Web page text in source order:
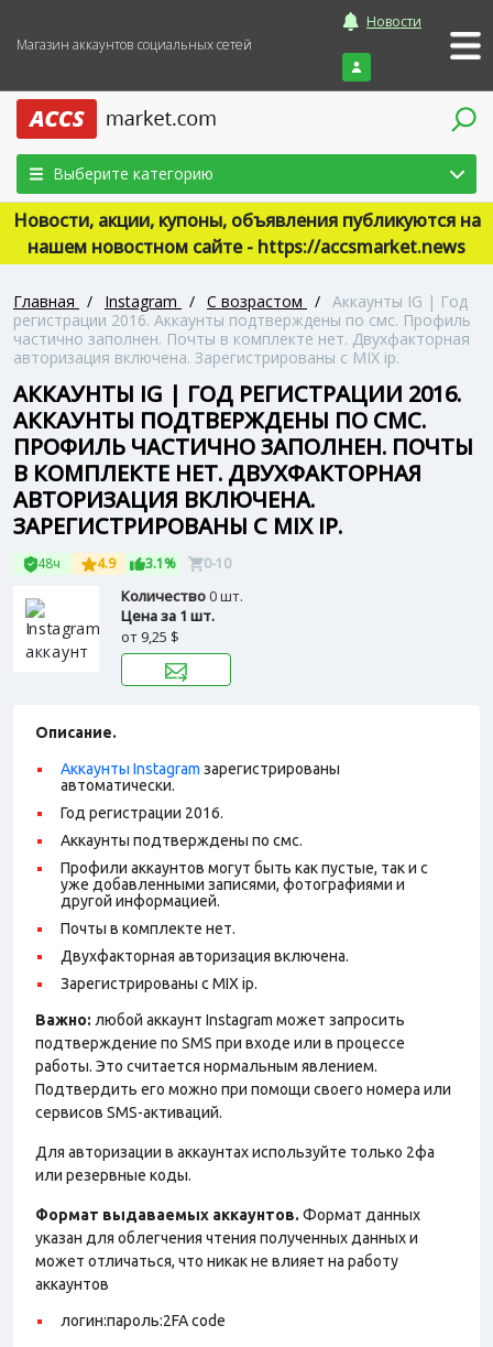
Магазин аккаунтов социальных сетей
Новости
Войти
Выберите категорию
Новости, акции, купоны, объявления публикуются на
нашем новостном сайте - https://accsmarket.news
Главная / Instagram / С возрастом / Аккаунты IG | Год
регистрации 2016. Аккаунты подтверждены по смс. Профиль
частично заполнен. Почты в комплекте нет. Двухфакторная
авторизация включена. Зарегистрированы с MIX ip.
АККАУНТЫ IG | ГОД РЕГИСТРАЦИИ 2016.
АККАУНТЫ ПОДТВЕРЖДЕНЫ ПО СМС.
ПРОФИЛЬ ЧАСТИЧНО ЗАПОЛНЕН. ПОЧТЫ
В КОМПЛЕКТЕ НЕТ. ДВУХФАКТОРНАЯ
АВТОРИЗАЦИЯ ВКЛЮЧЕНА.
ЗАРЕГИСТРИРОВАНЫ С MIX IP.
48ч 4.9 3.1% 0-10
Количество0 шт.
Цена за 1 шт.
от 9,25 $
Описание.
Аккаунты Instagram зарегистрированы
автоматически.
Год регистрации 2016.
Аккаунты подтверждены по смс.
Профили аккаунтов могут быть как пустые, так и с
уже добавленными записями, фотографиями и
другой информацией.
Почты в комплекте нет.
Двухфакторная авторизация включена.
Зарегистрированы с MIX ip.
Важно: любой аккаунт Instagram может запросить
подтверждение по SMS при входе или в процессе
работы. Это считается нормальным явлением.
Подтвердить его можно при помощи своего номера или
сервисов SMS-активаций.
Для авторизации в аккаунтах используйте только 2фа
или резервные коды.
Формат выдаваемых аккаунтов. Формат данных
указан для облегчения чтения полученных данных и
может отличаться, что никак не влияет на работу
аккаунтов
логин:пароль:2FA code